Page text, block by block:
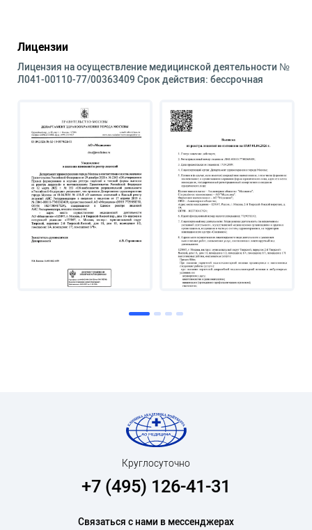
Лицензии
Лицензия на осуществление медицинской деятельности №
Л041-00110-77/00363409 Срок действия: бессрочная
Круглосуточно
+7 (495) 126-41-31
Связаться с нами в мессенджерах